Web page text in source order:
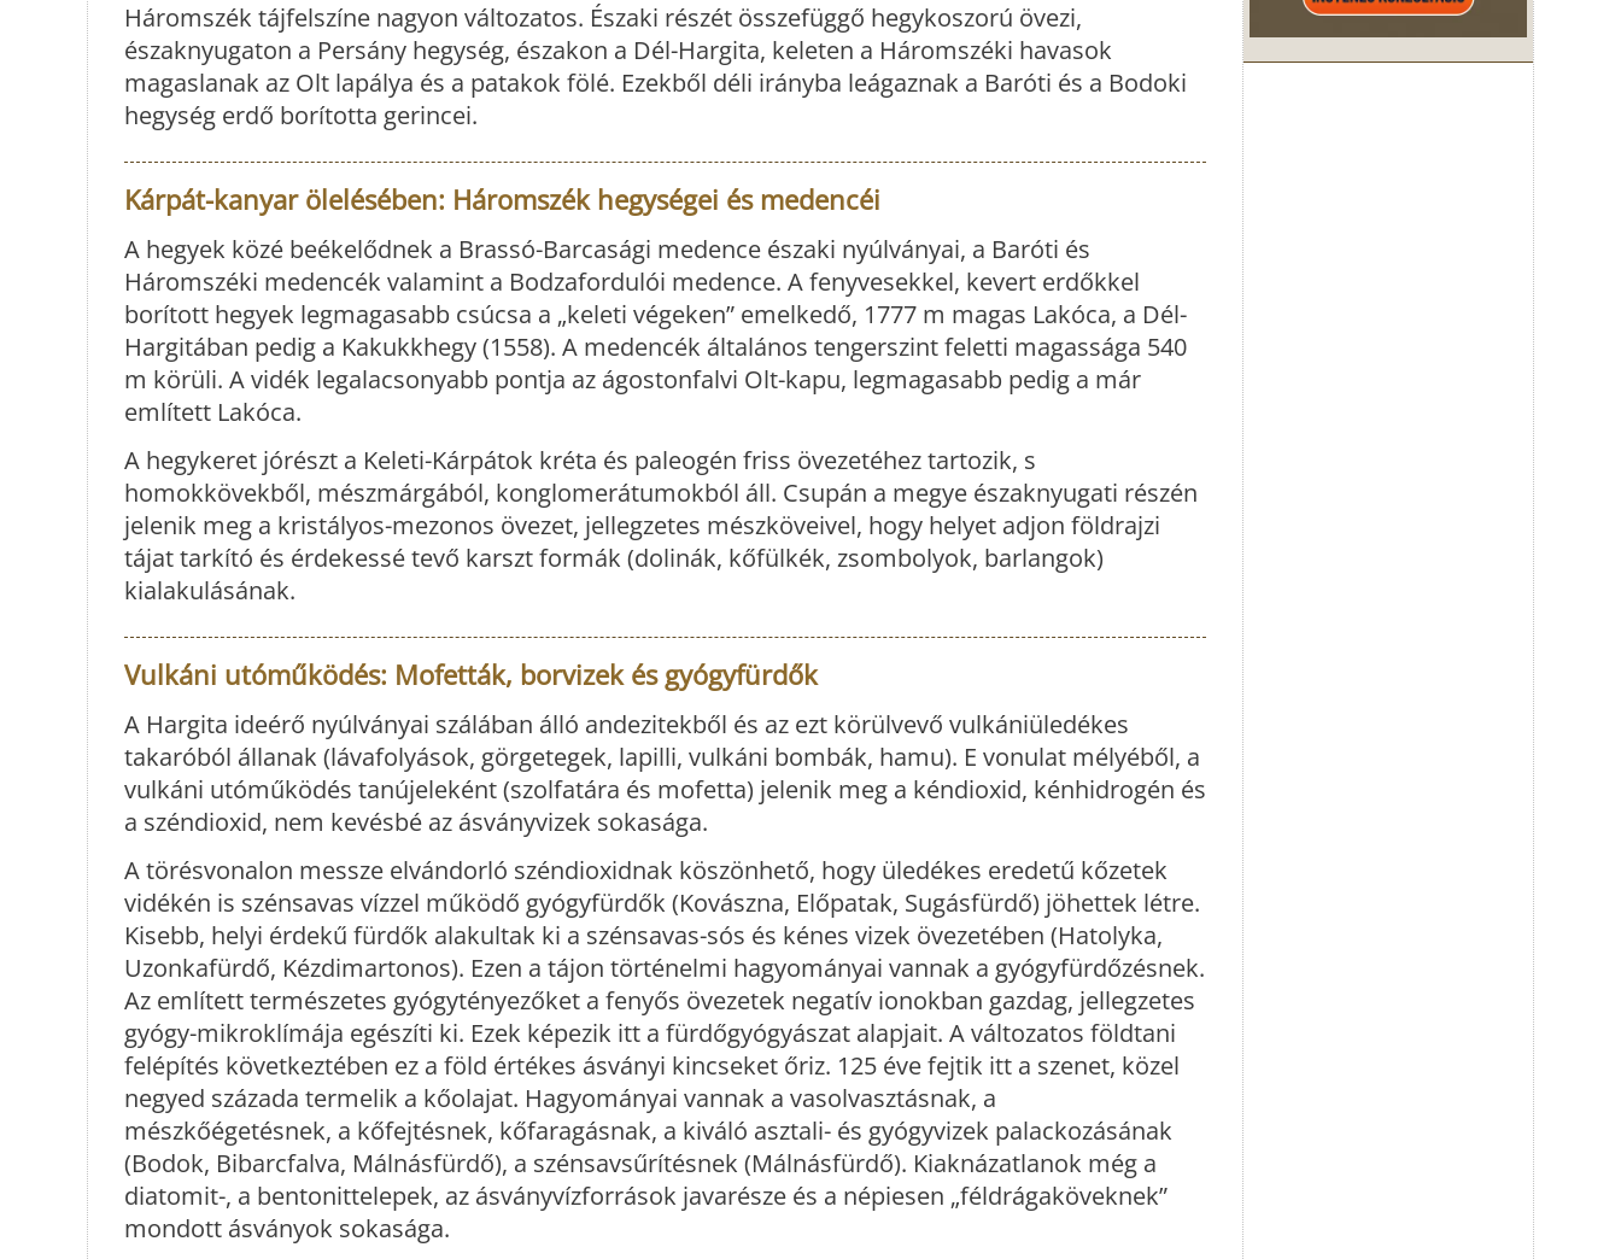
Háromszék tájfelszíne nagyon változatos. Északi részét összefüggő hegykoszorú övezi,
északnyugaton a Persány hegység, északon a Dél-Hargita, keleten a Háromszéki havasok
magaslanak az Olt lapálya és a patakok fölé. Ezekből déli irányba leágaznak a Baróti és a Bodoki
hegység erdő borította gerincei.
Kárpát-kanyar ölelésében: Háromszék hegységei és medencéi
A hegyek közé beékelődnek a Brassó-Barcasági medence északi nyúlványai, a Baróti és
Háromszéki medencék valamint a Bodzafordulói medence. A fenyvesekkel, kevert erdőkkel
borított hegyek legmagasabb csúcsa a „keleti végeken” emelkedő, 1777 m magas Lakóca, a Dél-
Hargitában pedig a Kakukkhegy (1558). A medencék általános tengerszint feletti magassága 540
m körüli. A vidék legalacsonyabb pontja az ágostonfalvi Olt-kapu, legmagasabb pedig a már
említett Lakóca.
A hegykeret jórészt a Keleti-Kárpátok kréta és paleogén friss övezetéhez tartozik, s
homokkövekből, mészmárgából, konglomerátumokból áll. Csupán a megye északnyugati részén
jelenik meg a kristályos-mezonos övezet, jellegzetes mészköveivel, hogy helyet adjon földrajzi
tájat tarkító és érdekessé tevő karszt formák (dolinák, kőfülkék, zsombolyok, barlangok)
kialakulásának.
Vulkáni utóműködés: Mofetták, borvizek és gyógyfürdők
A Hargita ideérő nyúlványai szálában álló andezitekből és az ezt körülvevő vulkániüledékes
takaróból állanak (lávafolyások, görgetegek, lapilli, vulkáni bombák, hamu). E vonulat mélyéből, a
vulkáni utóműködés tanújeleként (szolfatára és mofetta) jelenik meg a kéndioxid, kénhidrogén és
a széndioxid, nem kevésbé az ásványvizek sokasága.
A törésvonalon messze elvándorló széndioxidnak köszönhető, hogy üledékes eredetű kőzetek
vidékén is szénsavas vízzel működő gyógyfürdők (Kovászna, Előpatak, Sugásfürdő) jöhettek létre.
Kisebb, helyi érdekű fürdők alakultak ki a szénsavas-sós és kénes vizek övezetében (Hatolyka,
Uzonkafürdő, Kézdimartonos). Ezen a tájon történelmi hagyományai vannak a gyógyfürdőzésnek.
Az említett természetes gyógytényezőket a fenyős övezetek negatív ionokban gazdag, jellegzetes
gyógy-mikroklímája egészíti ki. Ezek képezik itt a fürdőgyógyászat alapjait. A változatos földtani
felépítés következtében ez a föld értékes ásványi kincseket őriz. 125 éve fejtik itt a szenet, közel
negyed százada termelik a kőolajat. Hagyományai vannak a vasolvasztásnak, a
mészkőégetésnek, a kőfejtésnek, kőfaragásnak, a kiváló asztali- és gyógyvizek palackozásának
(Bodok, Bibarcfalva, Málnásfürdő), a szénsavsűrítésnek (Málnásfürdő). Kiaknázatlanok még a
diatomit-, a bentonittelepek, az ásványvízforrások javarésze és a népiesen „féldrágaköveknek”
mondott ásványok sokasága.